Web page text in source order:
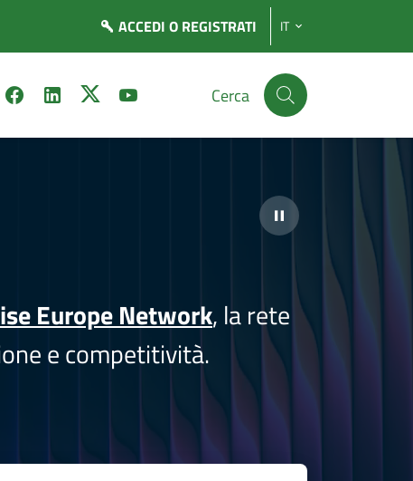
ACCEDI O REGISTRATI IT
Cerca
Europe Network, la rete
e competitività.